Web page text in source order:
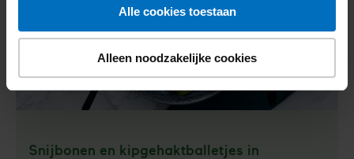
Alle cookies toestaan
Alleen noodzakelijke cookies
Snijbonen en kipgehaktballetjes in